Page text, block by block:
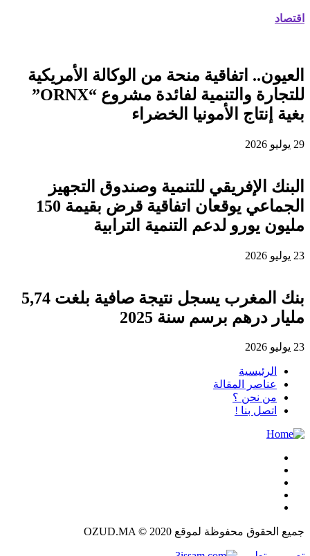
اقتصاد
العيون.. اتفاقية منحة من الوكالة الأمريكية
للتجارة والتنمية لفائدة مشروع “ORNX”
بغية إنتاج الأمونيا الخضراء
29 يوليو 2026
البنك الإفريقي للتنمية وصندوق التجهيز
الجماعي يوقعان اتفاقية قرض بقيمة 150
مليون يورو لدعم التنمية الترابية
23 يوليو 2026
بنك المغرب يسجل نتيجة صافية بلغت 5,74
مليار درهم برسم سنة 2025
23 يوليو 2026
الرئيسية
عناصر المقالة
من نحن ؟
اتصل بنا !
جميع الحقوق محفوظة لموقع OZUD.MA © 2020